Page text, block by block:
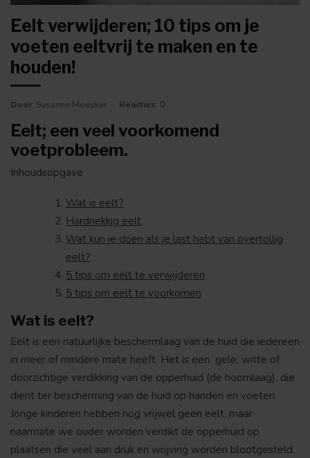
Eelt verwijderen; 10 tips om je
voeten eeltvrij te maken en te
houden!
Door: Susanne Moesker Reacties: 0
Eelt; een veel voorkomend
voetprobleem.
Inhoudsopgave
Wat is eelt?
Hardnekkig eelt
Wat kun je doen als je last hebt van overtollig
eelt?
5 tips om eelt te verwijderen
5 tips om eelt te voorkomen
Wat is eelt?
Eelt is een natuurlijke beschermlaag van de huid die iedereen
in meer of mindere mate heeft. Het is een gele, witte of
doorzichtige verdikking van de opperhuid (de hoornlaag), die
dient ter bescherming van de huid op handen en voeten.
Jonge kinderen hebben nog vrijwel geen eelt, maar
naarmate we ouder worden verdikt de opperhuid op
plaatsen die veel aan druk en wrijving worden blootgesteld.